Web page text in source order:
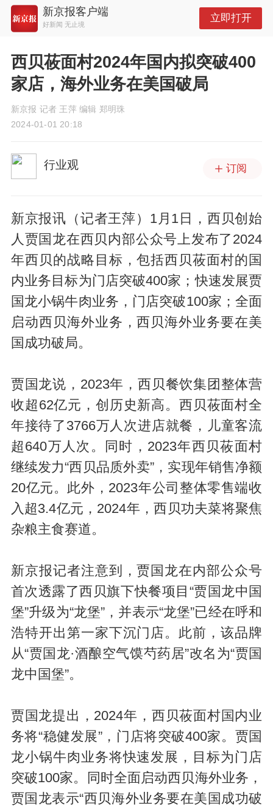
新京报客户端
好新闻 无止境
立即打开
西贝莜面村2024年国内拟突破400
家店，海外业务在美国破局
新京报 记者 王萍 编辑 郑明珠
2024-01-01 20:18
行业观 订阅
新京报讯（记者王萍）1月1日，西贝创始
人贾国龙在西贝内部公众号上发布了2024
年西贝的战略目标，包括西贝莜面村的国
内业务目标为门店突破400家；快速发展贾
国龙小锅牛肉业务，门店突破100家；全面
启动西贝海外业务，西贝海外业务要在美
国成功破局。
贾国龙说，2023年，西贝餐饮集团整体营
收超62亿元，创历史新高。西贝莜面村全
年接待了3766万人次进店就餐，儿童客流
超640万人次。同时，2023年西贝莜面村
继续发力“西贝品质外卖”，实现年销售净额
20亿元。此外，2023年公司整体零售端收
入超3.4亿元，2024年，西贝功夫菜将聚焦
杂粮主食赛道。
新京报记者注意到，贾国龙在内部公众号
首次透露了西贝旗下快餐项目“贾国龙中国
堡”升级为“龙堡”，并表示“龙堡”已经在呼和
浩特开出第一家下沉门店。此前，该品牌
从“贾国龙·酒酿空气馍芍药居”改名为“贾国
龙中国堡”。
贾国龙提出，2024年，西贝莜面村国内业
务将“稳健发展”，门店将突破400家。贾国
龙小锅牛肉业务将快速发展，目标为门店
突破100家。同时全面启动西贝海外业务，
贾国龙表示“西贝海外业务要在美国成功破